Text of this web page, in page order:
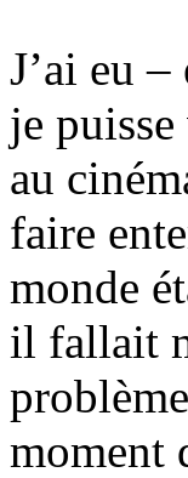
J’ai eu
je
au
faire
monde
il fallait
moment